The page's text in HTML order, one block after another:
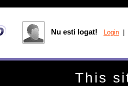
Nu esti logat! Login
This